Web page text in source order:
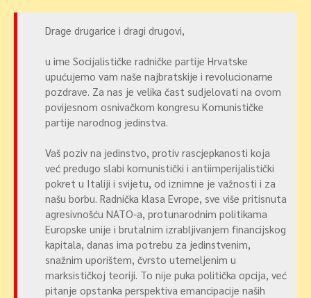
Drage drugarice i dragi drugovi,
u ime Socijalističke radničke partije Hrvatske
upućujemo vam naše najbratskije i revolucionarne
pozdrave. Za nas je velika čast sudjelovati na ovom
povijesnom osnivačkom kongresu Komunističke
partije narodnog jedinstva.
Vaš poziv na jedinstvo, protiv rascjepkanosti koja
već predugo slabi komunistički i antiimperijalistički
pokret u Italiji i svijetu, od iznimne je važnosti i za
našu borbu. Radnička klasa Evrope, sve više pritisnuta
agresivnošću NATO-a, protunarodnim politikama
Europske unije i brutalnim izrabljivanjem financijskog
kapitala, danas ima potrebu za jedinstvenim,
snažnim uporištem, čvrsto utemeljenim u
marksističkoj teoriji. To nije puka politička opcija, već
pitanje opstanka perspektiva emancipacije naših